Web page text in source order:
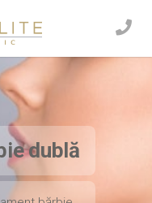
dublă